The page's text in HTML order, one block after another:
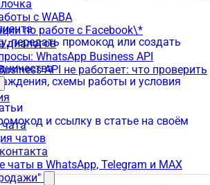
с WABA
по работе с Facebook\*
диалогов
WhatsApp Business API
API не работает: что проверить
чатов
чаты в WhatsApp, Telegram и MAX
передать промокод или создать
схемы работы и условия
и ссылку в статье на своём